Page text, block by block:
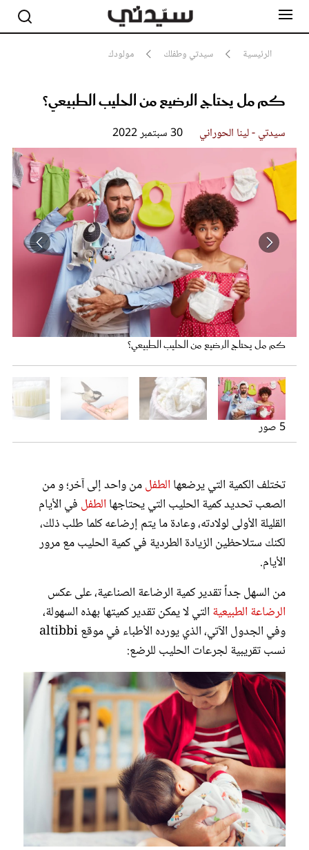
الرئيسية سيدتي وطفلك مولودك
كم مل يحتاج الرضيع من الحليب الطبيعي؟
سيدتي - لينا الحوراني 30 سبتمبر 2022
كم مل يحتاج الرضيع من الحليب الطبيعي؟
تبلل الحفاض عدة مرات في اليوم
لا يحتاج الأطفال الرضع إلى كميات كبيرة من الحليب
يتغذون عن طريق الرضاعة الصناعية كميات أكبر
كم مل يحتاج الرضيع من الحليب الطبيعي؟
5 صور
تختلف الكمية التي يرضعها الطفلمن واحد إلى آخر؛ و من
الصعب تحديد كمية الحليب التي يحتاجها الطفل في الأيام
القليلة الأولى لولادته، وعادة ما يتم إرضاعه كلما طلب ذلك،
لكنك ستلاحظين الزيادة الطردية في كمية الحليب مع مرور
الأيام.
من السهل جداً تقدير كمية الرضاعة الصناعية، على عكس
الرضاعة الطبيعية التي لا يمكن تقدير كميتها بهذه السهولة،
وفي الجدول الآتي، الذي يورده الأطباء في موقع altibbi
نسب تقريبية لجرعات الحليب للرضع:
مشاهير
جمال
صحة ورشاقة
سيدتي وطفلك
لايف ستايل
بلس+
فيديو
مطبخ سيدتي
مقالات الرأي
عروس سيدتي
مجلة سيدتي
غلاف رفمي